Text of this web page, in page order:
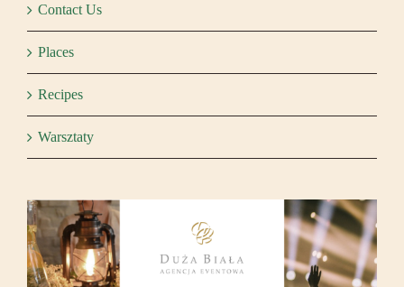
Contact Us
Places
Recipes
Warsztaty